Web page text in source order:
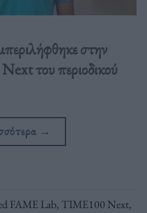
στην
του περιοδικού
→
FAME Lab, TIME100 Next,